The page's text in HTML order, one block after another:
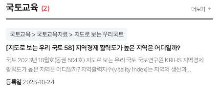
차원과 연결해 다차원적으로 조명했다. 이 과정에서 ‘공간’, ‘경제’, ‘시간(생애주기)’이라는 세
기반한 주거지원 제도로의 패러다임 전환이 필요하다는 제안을 한 것도 성과라 할 수 있다.
전세사기와 과도한 부채 증가처럼 기존 수요자 맞춤형 지원이 낳은 부정적 파급효과를
검토하고, 구체적이지는 않지만 개선 방향을 제시했다는 점에서도 의의가 있다고 본다.
KRIHS: 연구 수행과정에서 있었던 에피소드는? 이길제: 내 나이가 이제 청년과는 거리가
멀어져서 청년이 생각하는 가치관을 제대로 공감하고 연구에 담아낼 수 있을까 하는 우려가
있었다. 그래서 2009년부터 2024년까지 트렌드에 관한 책을 쭉 읽어보고, 주요한 트렌드
지역주민의 수용성 제고를 통해 유학생의 지역 내 정착 지원 ◦ 관련 통계연계 및 성과조사
시스템 구축, 지역일자리 수급계획 수립을 통한 취업 지원 정책 추진, 유학생 정책에 대한
국가균형발전지원센터 김은란 연구위원과 연구진은 국토정책 Brief 제1034호
“인구감소시대, 지방 대도시 거점기능 강화 전략”을 발간하였다. □ 우리나라의 기업과
대도시를 중심으로 지역거점·생활거점과의 연계체계를 강화하고, 다양한 일자리와 직주락
해외사례를 검토한 결과, 정부의 R&D 투자가 지역 일자리와 성장을 주도할 수 있으며,
지방대학을 구심점으로 한 지역창업 및 기업지원 프로그램이 지방도시 활성화에 기여하고,
거점 간 기능 분배와 연계가 서비스 전달체계를 효율화할 수 있으며, 지역의 문화 콘텐츠
개발과 교류가 지역 활성화에 기여한다는 시사점을 도출 □ 김은란 선임연구위원과
국토교육 (2) 더보기
국토교육 > 국토교육자료 > 지도로 보는 우리국토
[지도로 보는 우리 국토 58] 지역경제 활력도가 높은 지역은 어디일까?
국토 2023년 10월호(동권 504호) 지도로 보는 우리 국토 국토연구원 KRIHS 지역경제
활력도가 높은 지역은 어디일까? 지역활력지수(vitality index)는 지역의 생산과
소비활동을 중심으로 지역경제의 상태와 변화상의 지속적인 모니터링을 위한 개발한
등록일 2023-10-24